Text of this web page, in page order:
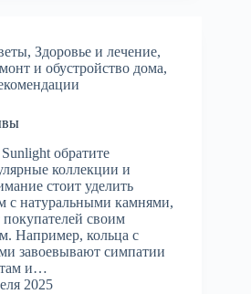
, Здоровье и лечение,
и обустройство дома,
обратите
коллекции и
стоит уделить
с натуральными камнями,
своим
Например, кольца с
завоевывают симпатии
и…
2025